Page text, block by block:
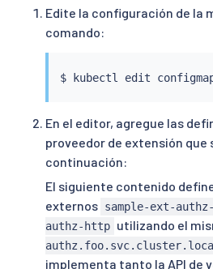
Edite la configuración de la
comando:
$ kubectl
En el editor, agregue las
proveedor de extensión que
continuación:
El siguiente contenido
externos sample-ext-
authz-http utilizando el
implementa tanto la API de